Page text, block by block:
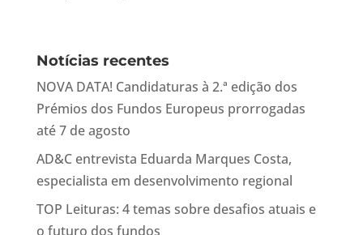
Notícias recentes
NOVA DATA! Candidaturas à 2.ª edição dos
Prémios dos Fundos Europeus prorrogadas
até 7 de agosto
AD&C entrevista Eduarda Marques Costa,
especialista em desenvolvimento regional
TOP Leituras: 4 temas sobre desafios atuais e
o futuro dos fundos